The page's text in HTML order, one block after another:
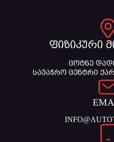
ფიზიკური
ცოტნე
სავაჭრო ცენტრი